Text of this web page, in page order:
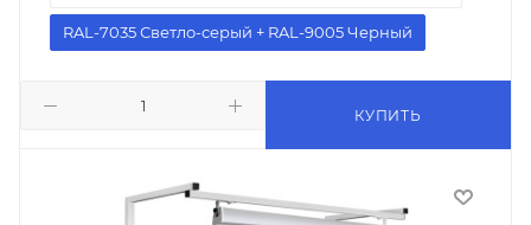
КУПИТЬ
RAL-7035 Светло-серый + RAL-9005 Черный